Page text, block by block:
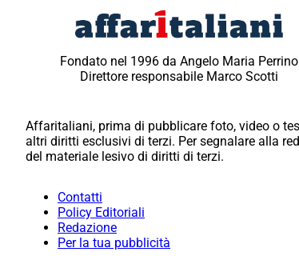
Fondato nel 1996 da Angelo Maria Perrino
Direttore responsabile Marco Scotti
Affaritaliani, prima di pubblicare foto, video o
altri diritti esclusivi di terzi. Per segnalare alla
del materiale lesivo di diritti di terzi.
Contatti
Policy Editoriali
Redazione
Per la tua pubblicità